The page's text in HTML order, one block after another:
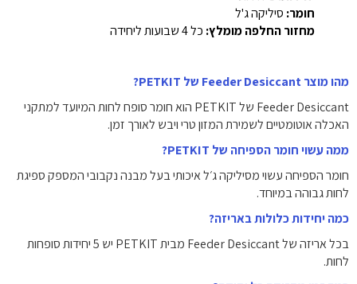
חומר: סיליקה ג'ל
מחזור החלפה מומלץ: כל 4 שבועות ליחידה
מהו מוצר Feeder Desiccant של PETKIT?
Feeder Desiccant של PETKIT הוא חומר סופח לחות המיועד למתקני
האכלה אוטומטיים לשמירת המזון טרי ויבש לאורך זמן.
ממה עשוי חומר הספיחה של PETKIT?
חומר הספיחה עשוי מסיליקה ג׳ל איכותי בעל מבנה נקבובי המספק ספיגת
לחות גבוהה במיוחד.
כמה יחידות כלולות באריזה?
בכל אריזה של Feeder Desiccant מבית PETKIT יש 5 יחידות סופחות
לחות.